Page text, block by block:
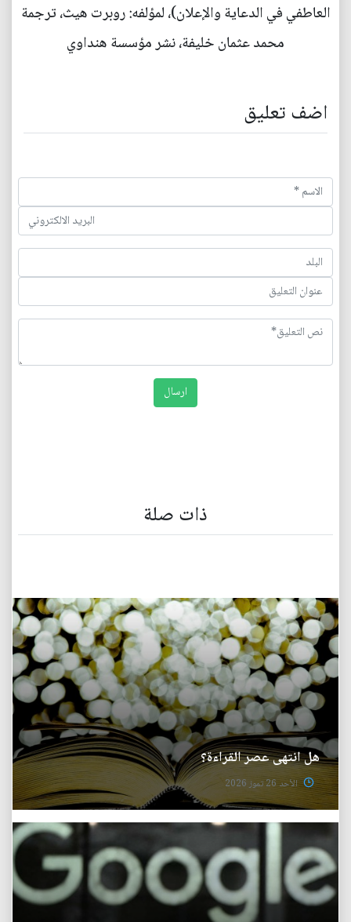
العاطفي في الدعاية والإعلان)، لمؤلفه: روبرت هيث، ترجمة
محمد عثمان خليفة، نشر مؤسسة هنداوي
اضف تعليق
ذات صلة
هل انتهى عصر القراءة؟
الأحد 26 تموز 2026